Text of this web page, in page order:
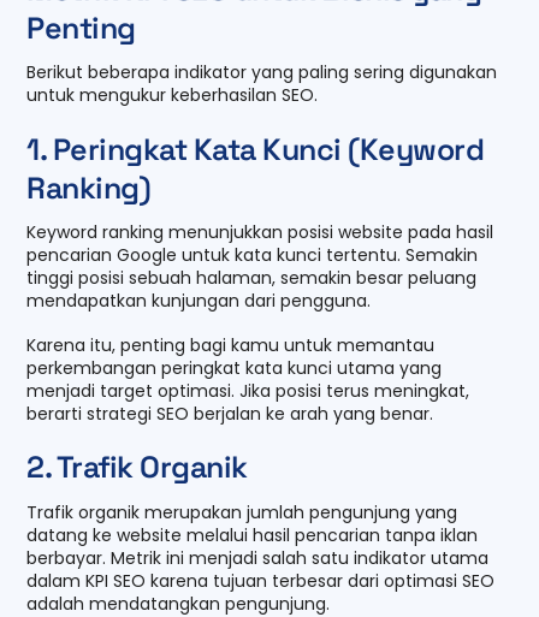
Penting
Berikut beberapa indikator yang paling sering digunakan
untuk mengukur keberhasilan SEO.
1. Peringkat Kata Kunci (Keyword
Ranking)
Keyword ranking menunjukkan posisi website pada hasil
pencarian Google untuk kata kunci tertentu. Semakin
tinggi posisi sebuah halaman, semakin besar peluang
mendapatkan kunjungan dari pengguna.
Karena itu, penting bagi kamu untuk memantau
perkembangan peringkat kata kunci utama yang
menjadi target optimasi. Jika posisi terus meningkat,
berarti strategi SEO berjalan ke arah yang benar.
2. Trafik Organik
Trafik organik merupakan jumlah pengunjung yang
datang ke website melalui hasil pencarian tanpa iklan
berbayar. Metrik ini menjadi salah satu indikator utama
dalam KPI SEO karena tujuan terbesar dari optimasi SEO
adalah mendatangkan pengunjung.